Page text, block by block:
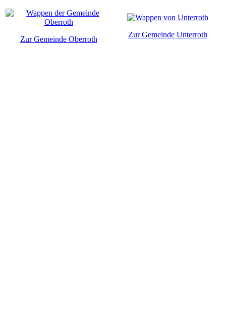
Zur Gemeinde Oberroth
Zur Gemeinde Unterroth